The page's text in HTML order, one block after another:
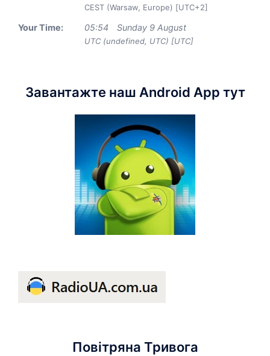
CEST (Warsaw, Europe) [UTC+2]
Your Time: 05:54 Sunday 9 August
UTC (undefined, UTC) [UTC]
Завантажте наш Android App тут
Повітряна Тривога